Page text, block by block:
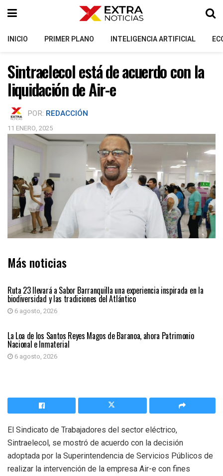
INICIO PRIMER PLANO INTELIGENCIA ARTIFICIAL
Sintraelecol está de acuerdo con la
liquidación de Air-e
POR: REDACCIÓN
11 ENERO, 2025
Más noticias
Ruta 23 llevará a Sabor Barranquilla una experiencia inspirada en la
biodiversidad y las tradiciones del Atlántico
6 agosto, 2026
ATLÁNTICO
La Loa de los Santos Reyes Magos de Baranoa, ahora Patrimonio
Nacional e Inmaterial
6 agosto, 2026
El Sindicato de Trabajadores del sector eléctrico,
Sintraelecol, se mostró de acuerdo con la decisión
adoptada por la Superintendencia de Servicios Públicos de
realizar la intervención de la empresa Air-e con fines